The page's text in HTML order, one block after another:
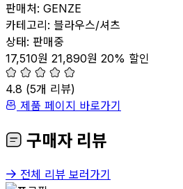
판매처: GENZE
카테고리: 블라우스/셔츠
상태: 판매중
17,510원 21,890원 20% 할인
4.8 (5개 리뷰)
제품 페이지 바로가기
구매자 리뷰
전체 리뷰 보러가기